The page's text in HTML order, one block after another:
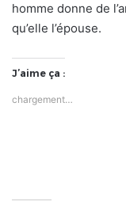
homme donne de
qu’elle l’épouse.
J’aime ça :
chargement…